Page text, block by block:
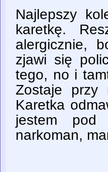
Najlepszy
karetkę.
alergicznie,
zjawi się
tego, no i
Zostaje przy
Karetka
jestem pod
narkoman,